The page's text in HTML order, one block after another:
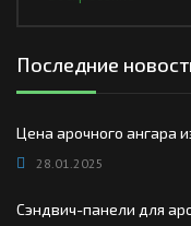
Последние
Цена арочного ангара
28.01.2025
Сэндвич-панели для